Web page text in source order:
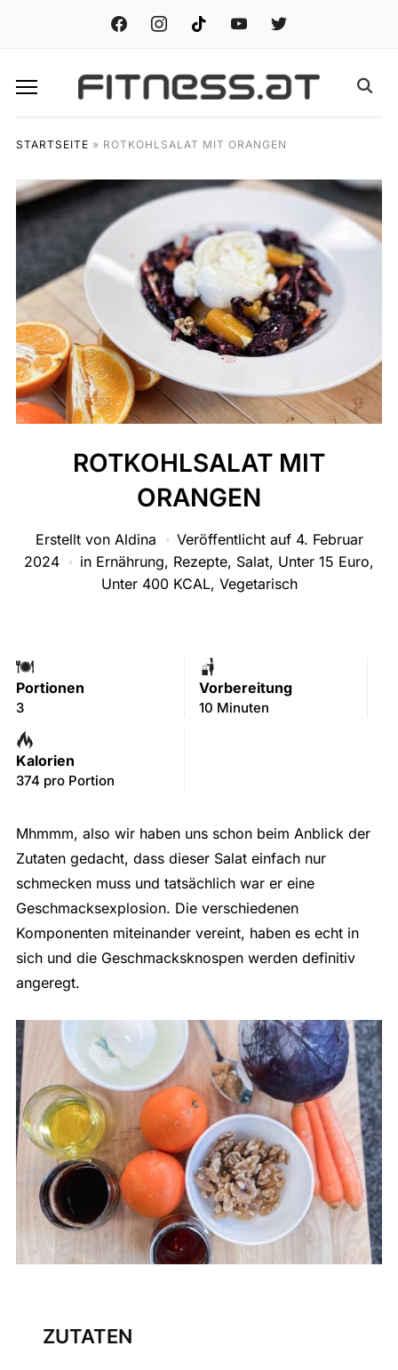
facebook instagramtiktok youtube twitter
STARTSEITE » ROTKOHLSALAT MIT ORANGEN
ROTKOHLSALAT MIT
ORANGEN
Erstellt von Aldina Veröffentlicht auf 4. Februar
2024
in Ernährung, Rezepte, Salat, Unter 15 Euro,
Unter 400 KCAL, Vegetarisch
Portionen
3
Vorbereitung
10 Minuten
Kalorien
374 pro Portion
Mhmmm, also wir haben uns schon beim Anblick der
Zutaten gedacht, dass dieser Salat einfach nur
schmecken muss und tatsächlich war er eine
Geschmacksexplosion. Die verschiedenen
Komponenten miteinander vereint, haben es echt in
sich und die Geschmacksknospen werden definitiv
angeregt.
ZUTATEN